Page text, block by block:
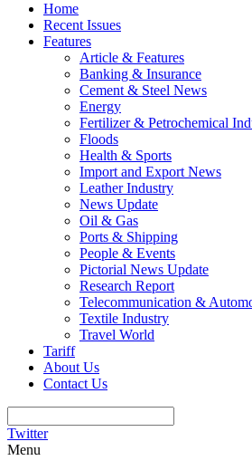
Home
Recent Issues
Features
Article & Features
Banking & Insurance
Cement & Steel News
Energy
Fertilizer & Petrochemical
Floods
Health & Sports
Import and Export News
Leather Industry
News Update
Oil & Gas
Ports & Shipping
People & Events
Pictorial News Update
Research Report
Telecommunication &
Textile Industry
Travel World
Tariff
About Us
Contact Us
Twitter
Menu